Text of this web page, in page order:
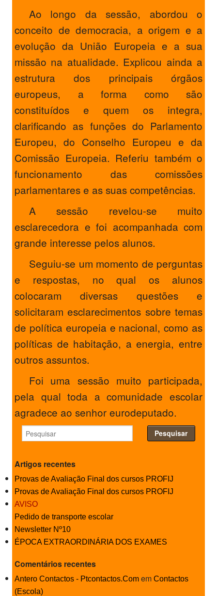
Ao longo da sessão, abordou o
conceito de democracia, a origem e a
evolução da União Europeia e a sua
missão na atualidade. Explicou ainda a
estrutura dos principais órgãos
europeus, a forma como são
constituídos e quem os integra,
clarificando as funções do Parlamento
Europeu, do Conselho Europeu e da
Comissão Europeia. Referiu também o
funcionamento das comissões
parlamentares e as suas competências.
A sessão revelou-se muito
esclarecedora e foi acompanhada com
grande interesse pelos alunos.
Seguiu-se um momento de perguntas
e respostas, no qual os alunos
colocaram diversas questões e
solicitaram esclarecimentos sobre temas
de política europeia e nacional, como as
políticas de habitação, a energia, entre
outros assuntos.
Foi uma sessão muito participada,
pela qual toda a comunidade escolar
agradece ao senhor eurodeputado.
Artigos recentes
Provas de Avaliação Final dos cursos PROFIJ
Provas de Avaliação Final dos cursos PROFIJ
AVISO
Pedido de transporte escolar
Newsletter Nº10
ÉPOCA EXTRAORDINÁRIA DOS EXAMES
Comentários recentes
Antero Contactos - Ptcontactos.Com em Contactos
(Escola)